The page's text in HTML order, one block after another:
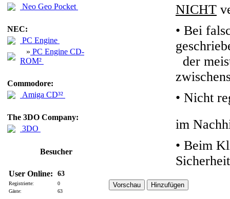
Neo Geo Pocket
NEC:
PC Engine
» PC Engine CD-
ROM²
Commodore:
Amiga CD³²
The 3DO Company:
3DO
Besucher
User Online: 63
Registrierte:
0
Gäste:
63
NICHT
• Bei
der
• Nicht
im
• Beim